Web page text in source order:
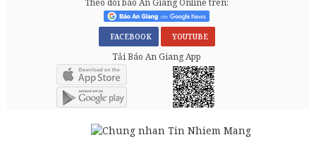
Theo dõi báo An Giang Online trên:
FACEBOOK YOUTUBE
Tải Báo An Giang App